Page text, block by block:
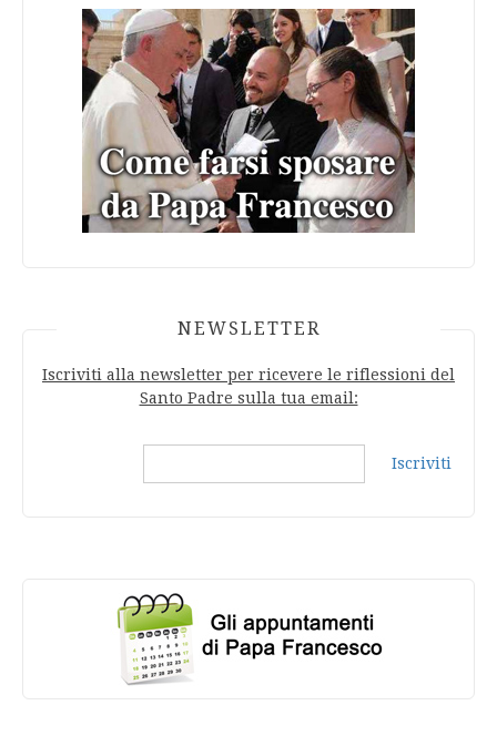
NEWSLETTER
Iscriviti alla newsletter per ricevere le riflessioni del
Santo Padre sulla tua email:
Iscriviti